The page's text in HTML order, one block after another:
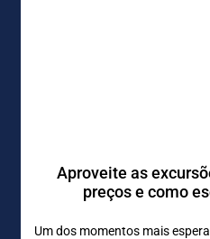
Aproveite as
preços e como
Um dos momentos mais